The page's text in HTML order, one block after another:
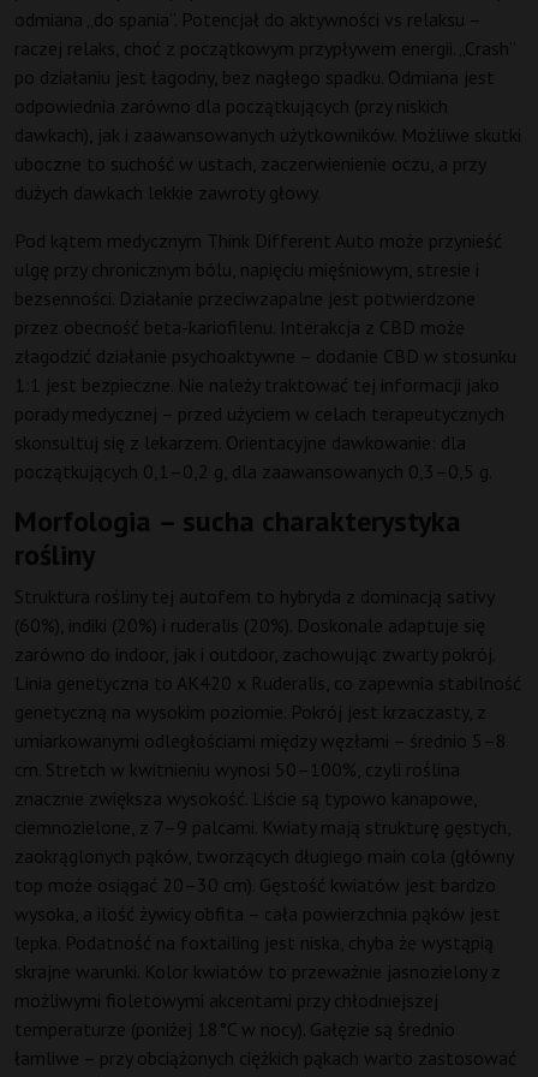
odmiana „do spania”. Potencjał do aktywności vs relaksu –
raczej relaks, choć z początkowym przypływem energii. „Crash”
po działaniu jest łagodny, bez nagłego spadku. Odmiana jest
odpowiednia zarówno dla początkujących (przy niskich
dawkach), jak i zaawansowanych użytkowników. Możliwe skutki
uboczne to suchość w ustach, zaczerwienienie oczu, a przy
dużych dawkach lekkie zawroty głowy.
Pod kątem medycznym Think Different Auto może przynieść
ulgę przy chronicznym bólu, napięciu mięśniowym, stresie i
bezsenności. Działanie przeciwzapalne jest potwierdzone
przez obecność beta-kariofilenu. Interakcja z CBD może
złagodzić działanie psychoaktywne – dodanie CBD w stosunku
1:1 jest bezpieczne. Nie należy traktować tej informacji jako
porady medycznej – przed użyciem w celach terapeutycznych
skonsultuj się z lekarzem. Orientacyjne dawkowanie: dla
początkujących 0,1–0,2 g, dla zaawansowanych 0,3–0,5 g.
Morfologia – sucha charakterystyka
rośliny
Struktura rośliny tej autofem to hybryda z dominacją sativy
(60%), indiki (20%) i ruderalis (20%). Doskonale adaptuje się
zarówno do indoor, jak i outdoor, zachowując zwarty pokrój.
Linia genetyczna to AK420 x Ruderalis, co zapewnia stabilność
genetyczną na wysokim poziomie. Pokrój jest krzaczasty, z
umiarkowanymi odległościami między węzłami – średnio 5–8
cm. Stretch w kwitnieniu wynosi 50–100%, czyli roślina
znacznie zwiększa wysokość. Liście są typowo kanapowe,
ciemnozielone, z 7–9 palcami. Kwiaty mają strukturę gęstych,
zaokrąglonych pąków, tworzących długiego main cola (główny
top może osiągać 20–30 cm). Gęstość kwiatów jest bardzo
wysoka, a ilość żywicy obfita – cała powierzchnia pąków jest
lepka. Podatność na foxtailing jest niska, chyba że wystąpią
skrajne warunki. Kolor kwiatów to przeważnie jasnozielony z
możliwymi fioletowymi akcentami przy chłodniejszej
temperaturze (poniżej 18°C w nocy). Gałęzie są średnio
łamliwe – przy obciążonych ciężkich pąkach warto zastosować